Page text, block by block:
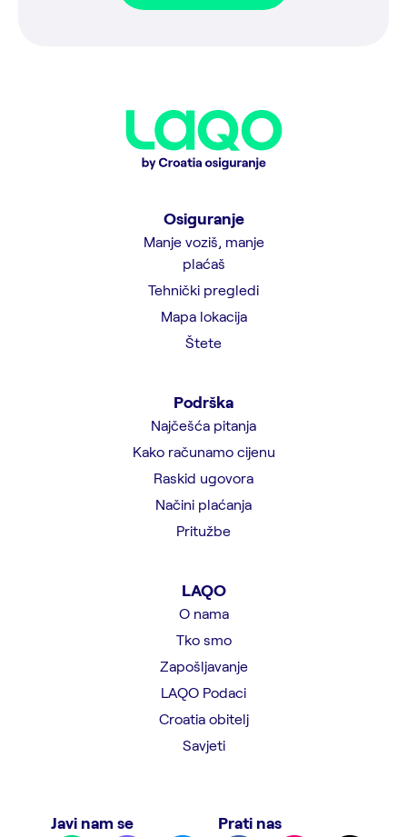
Osiguranje
Manje voziš, manje
plaćaš
Tehnički pregledi
Mapa lokacija
Štete
Podrška
Najčešća pitanja
Kako računamo cijenu
Raskid ugovora
Načini plaćanja
Pritužbe
LAQO
O nama
Tko smo
Zapošljavanje
LAQO Podaci
Croatia obitelj
Savjeti
Javi nam se Prati nas